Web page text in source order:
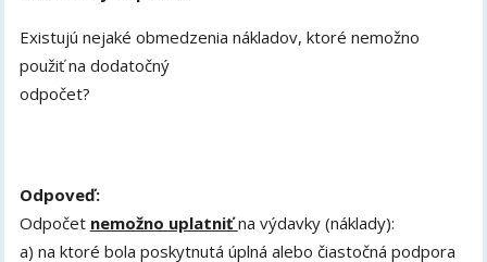
Existujú nejaké obmedzenia nákladov, ktoré nemožno
použiť na dodatočný
odpočet?
Odpoveď:
Odpočet nemožno uplatniťna výdavky (náklady):
a) na ktoré bola poskytnutá úplná alebo čiastočná podpora